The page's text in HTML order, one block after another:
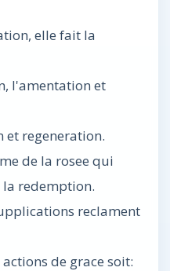
elle fait la
l'amentation et
et regeneration.
de la rosee qui
redemption.
reclament
de grace soit: